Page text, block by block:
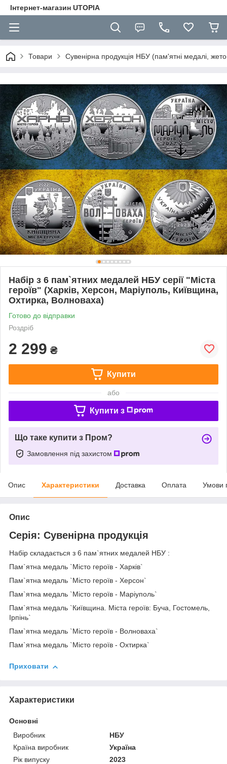
Інтернет-магазин UTOPIA
Товари Сувенірна продукція НБУ (пам'ятні медалі,
Набір з 6 пам`ятних медалей НБУ серії "Міста
героїв" (Харків, Херсон, Маріуполь, Київщина,
Охтирка, Волноваха)
Готово до відправки
Роздріб
2 299 ₴
Купити
або
Купити з
Що таке купити з Пром?
Замовлення під захистом
Опис Характеристики Доставка Оплата Умови
Опис
Серія: Сувенірна продукція
Набір складається з 6 пам`ятних медалей НБУ :
Пам`ятна медаль `Місто героїв - Харків`
Пам`ятна медаль `Місто героїв - Херсон`
Пам`ятна медаль `Місто героїв - Маріуполь`
Пам`ятна медаль `Київщина. Міста героїв: Буча, Гостомель,
Ірпінь`
Пам`ятна медаль `Місто героїв - Волноваха`
Пам`ятна медаль `Місто героїв - Охтирка`
Приховати
Характеристики
Основні
Виробник
НБУ
Країна виробник
Україна
Рік випуску
2023